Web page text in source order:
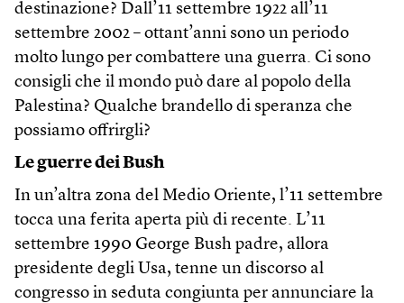
destinazione? Dall’11 settembre 1922 all’11
settembre 2002 – ottant’anni sono un periodo
molto lungo per combattere una guerra. Ci sono
consigli che il mondo può dare al popolo della
Palestina? Qualche brandello di speranza che
possiamo offrirgli?
Le guerre dei Bush
In un’altra zona del Medio Oriente, l’11 settembre
tocca una ferita aperta più di recente. L’11
settembre 1990 George Bush padre, allora
presidente degli Usa, tenne un discorso al
congresso in seduta congiunta per annunciare la